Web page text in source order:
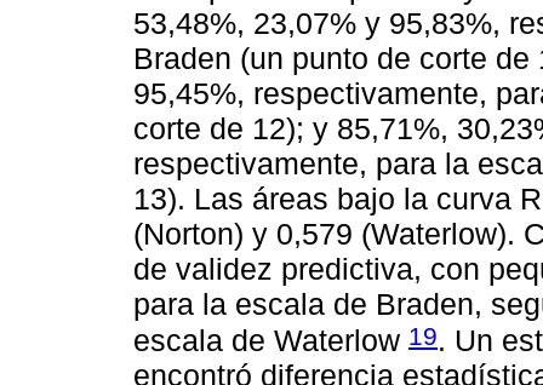
53,48%, 23,07% y 95,83%,
Braden (un punto de corte
95,45%, respectivamente,
corte de 12); y 85,71%,
respectivamente, para la
13). Las áreas bajo la curva
(Norton) y 0,579 (Waterlow).
de validez predictiva, con
para la escala de Braden,
escala de Waterlow 19. Un
encontró diferencia